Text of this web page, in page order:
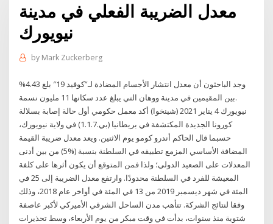
معدل الضريبة الفعلي في مدينة
نيويورك
by Mark Zuckerberg
وجد الباحثون أن معدل انتشار الأجسام المضادة لـ”كوفيد 19″ بلغ 4.43%
بين المقيمين في مدينة ووهان التي يبلغ عدد سكانها 11 مليون نسمة.
نيويورك 4 يناير 2021 (شينخوا) أكد معمل حكومي أول حالة إصابة بسلالة
كورونا الجديدة المكتشفة في بريطانيا (بي.1.1.7) في ولاية نيويورك،
حسبما قال الحاكم أندرو كومو يوم الاثنين. ويعد معدل ضريبة القيمة
المضافة الأساسي المزمع تطبيقه في السلطنة بنسبة (%5) من بين أدنى
المعدلات على الصعيد الدولي؛ ولذا فمن المتوقع أن يكون أثرها على كلفة
المعيشة للفرد في السلطنة محدودًا. وارتفع معدل الضريبة إلى 25 في
المئة في شهر ديسمبر 2019 من 13 في المئة في أواخر عام 2018، وذلك
وفقا لنتائج الشركة. تتأهب مدن الساحل الشرقي الأميركي لأكبر عاصفة
شتوية منذ سنوات، بدأت في وقت مبكر من يوم الأربعاء، وسط تحذيرات